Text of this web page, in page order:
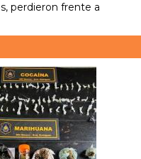
perdieron frente a